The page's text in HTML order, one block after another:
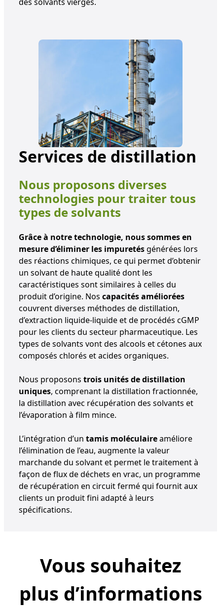
Services de distillation
Nous proposons diverses
technologies pour traiter tous
types de solvants
Grâce à notre technologie, nous sommes en
mesure d’éliminer les impuretésgénérées lors
des réactions chimiques, ce qui permet d’obtenir
un solvant de haute qualité dont les
caractéristiques sont similaires à celles du
produit d’origine. Nos capacités améliorées
couvrent diverses méthodes de distillation,
d’extraction liquide-liquide et de procédés cGMP
pour les clients du secteur pharmaceutique. Les
types de solvants vont des alcools et cétones aux
composés chlorés et acides organiques.
Nous proposons trois unités de distillation
uniques, comprenant la distillation fractionnée,
la distillation avec récupération des solvants et
l’évaporation à film mince.
L’intégration d’un tamis moléculaireaméliore
l’élimination de l’eau, augmente la valeur
marchande du solvant et permet le traitement à
façon de flux de déchets en vrac, un programme
de récupération en circuit fermé qui fournit aux
clients un produit fini adapté à leurs
spécifications.
Vous souhaitez
plus d’informations